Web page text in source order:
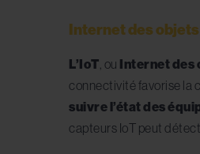
Internet des
L’IoT , ou Internet des
connectivité favorise la
suivre l’état des
capteurs IoT peut